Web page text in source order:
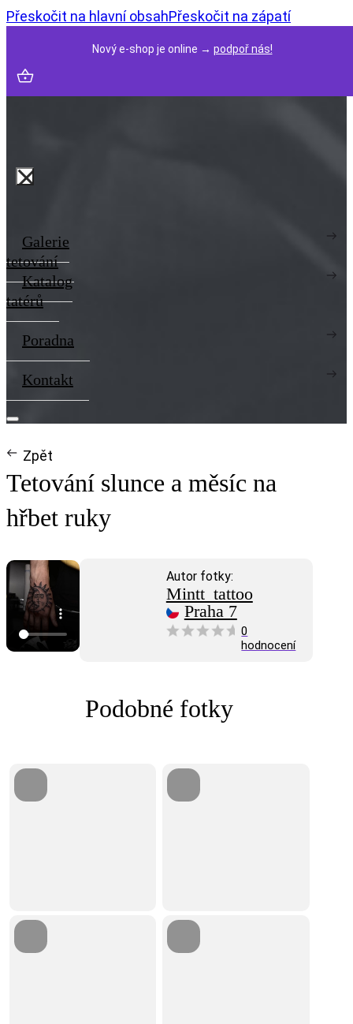
Přeskočit na hlavní obsahPřeskočit na zápatí
Nový e-shop je online → podpoř nás!
Galerie
tetování
Katalog
tatérů
Poradna
Kontakt
Zpět
Autor fotky:
Mintt_tattoo
Praha 7
0
hodnocení
Tetování slunce a měsíc na
hřbet ruky
Podobné fotky